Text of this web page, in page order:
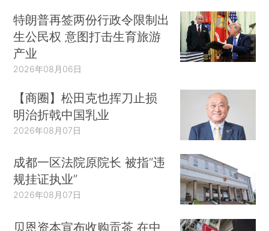
特朗普再签两份行政令限制出
生公民权 意图打击生育旅游
产业
2026年08月06日
【商圈】松田克也挥刀止损
明治折戟中国乳业
2026年08月07日
成都一区法院原院长 被指“违
规挂证执业”
2026年08月07日
贝恩资本宣布收购贡茶 在中